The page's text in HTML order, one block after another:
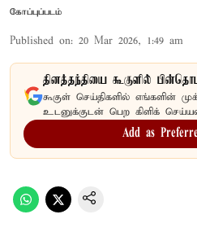
கோப்புப்படம்
Published on: 20 Mar 2026, 1:49 am
தினத்தந்தியை கூகுளில்
கூகுள் செய்திகளில் எங்களின்
உடனுக்குடன் பெற கிளிக்
Add as